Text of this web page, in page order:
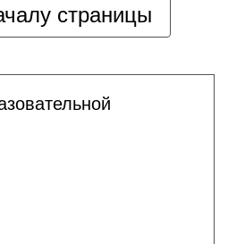
страницы